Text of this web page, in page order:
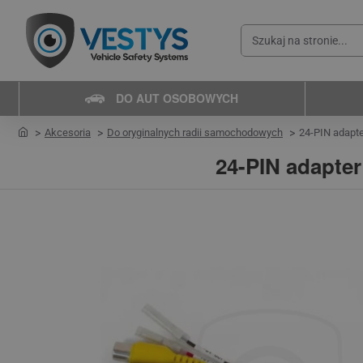
Szukaj
stronie...
DO AUT OSOBOWYCH
24-PIN
homeAkcesoria Do oryginalnych radii samochodowych 24-PIN